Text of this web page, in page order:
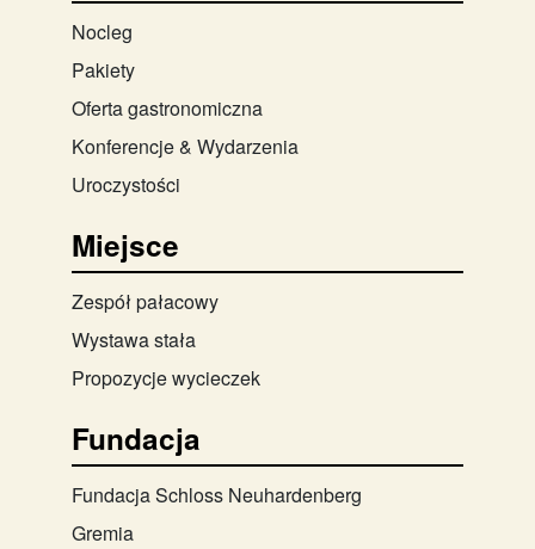
Nocleg
Pakiety
Oferta gastronomiczna
Konferencje & Wydarzenia
Uroczystości
Miejsce
Zespół pałacowy
Wystawa stała
Propozycje wycieczek
Fundacja
Fundacja Schloss Neuhardenberg
Gremia